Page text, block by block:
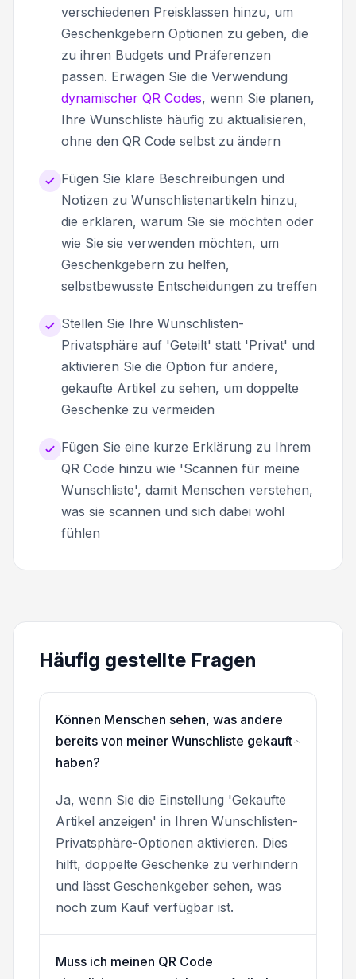
verschiedenen Preisklassen hinzu, um
Geschenkgebern Optionen zu geben, die
zu ihren Budgets und Präferenzen
passen. Erwägen Sie die Verwendung
dynamischer QR Codes, wenn Sie planen,
Ihre Wunschliste häufig zu aktualisieren,
ohne den QR Code selbst zu ändern
Fügen Sie klare Beschreibungen und
Notizen zu Wunschlistenartikeln hinzu,
die erklären, warum Sie sie möchten oder
wie Sie sie verwenden möchten, um
Geschenkgebern zu helfen,
selbstbewusste Entscheidungen zu treffen
Stellen Sie Ihre Wunschlisten-
Privatsphäre auf 'Geteilt' statt 'Privat' und
aktivieren Sie die Option für andere,
gekaufte Artikel zu sehen, um doppelte
Geschenke zu vermeiden
Fügen Sie eine kurze Erklärung zu Ihrem
QR Code hinzu wie 'Scannen für meine
Wunschliste', damit Menschen verstehen,
was sie scannen und sich dabei wohl
fühlen
Häufig gestellte Fragen
Können Menschen sehen, was andere
bereits von meiner Wunschliste gekauft
haben?
Ja, wenn Sie die Einstellung 'Gekaufte
Artikel anzeigen' in Ihren Wunschlisten-
Privatsphäre-Optionen aktivieren. Dies
hilft, doppelte Geschenke zu verhindern
und lässt Geschenkgeber sehen, was
noch zum Kauf verfügbar ist.
Muss ich meinen QR Code